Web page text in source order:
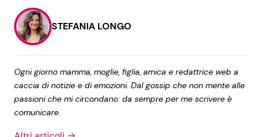
Contattaci
Pubblicità
Privacy Policy
STEFANIA LONGO
Ogni giorno mamma, moglie, figlia, amica e redattrice web a
caccia di notizie e di emozioni. Dal gossip che non mente alle
passioni che mi circondano: da sempre per me scrivere è
comunicare.